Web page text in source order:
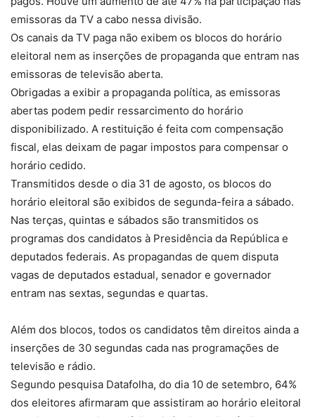
emissoras da TV a cabo nessa divisão.
Os canais da TV paga não exibem os blocos do horário
eleitoral nem as inserções de propaganda que entram nas
emissoras de televisão aberta.
Obrigadas a exibir a propaganda política, as emissoras
abertas podem pedir ressarcimento do horário
disponibilizado. A restituição é feita com compensação
fiscal, elas deixam de pagar impostos para compensar o
horário cedido.
Transmitidos desde o dia 31 de agosto, os blocos do
horário eleitoral são exibidos de segunda-feira a sábado.
Nas terças, quintas e sábados são transmitidos os
programas dos candidatos à Presidência da República e
deputados federais. As propagandas de quem disputa
vagas de deputados estadual, senador e governador
entram nas sextas, segundas e quartas.
Além dos blocos, todos os candidatos têm direitos ainda a
inserções de 30 segundas cada nas programações de
televisão e rádio.
Segundo pesquisa Datafolha, do dia 10 de setembro, 64%
dos eleitores afirmaram que assistiram ao horário eleitoral